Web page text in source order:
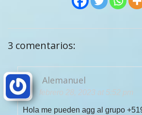
3 comentarios:
Alemanuel
febrero 28, 2023 at 5:52 pm
Hola me pueden agg al grupo